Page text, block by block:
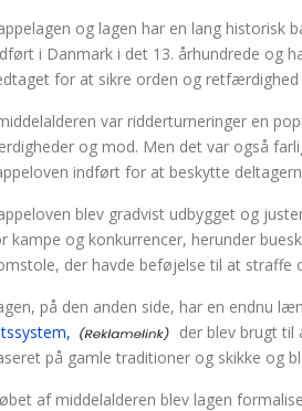
og lagen har en lang historisk
i Danmark i det 13. århundrede og
for at sikre orden og
var ridderturneringer en
og mod. Men det var også
indført for at beskytte
blev gradvist udbygget og
kampe og konkurrencer, herunder
der havde beføjelse til at straffe
på den anden side, har en endnu
der blev brugt
på gamle traditioner og skikke og
af middelalderen blev lagen